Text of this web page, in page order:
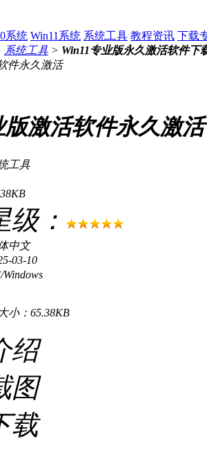
系统 Win11系统 系统工具 教程资讯 下载
系统工具 > Win11专业版永久激活软件下
版激活软件永久激
工具
级：
中文
03-10
小：65.38KB
绍
图
载